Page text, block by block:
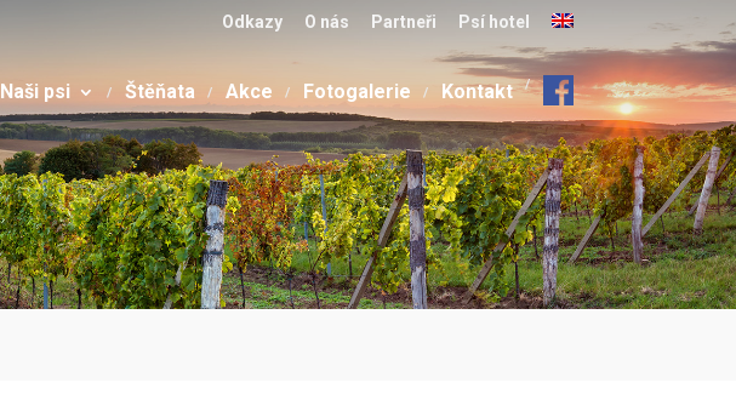
Odkazy O nás Partneři Psí hotel
Naši psi Štěňata Akce Fotogalerie Kontakt